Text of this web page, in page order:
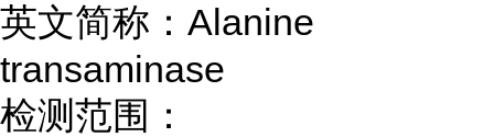
英文简称： Alanine
transaminase
检测范围：